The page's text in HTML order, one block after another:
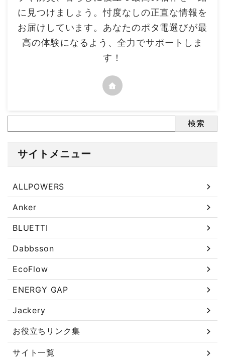
に見つけましょう。忖度なしの正直な情報を
お届けしています。あなたのポタ電選びが最
高の体験になるよう、全力でサポートしま
す！
検索
サイトメニュー
ALLPOWERS
Anker
BLUETTI
Dabbsson
EcoFlow
ENERGY GAP
Jackery
お役立ちリンク集
サイト一覧